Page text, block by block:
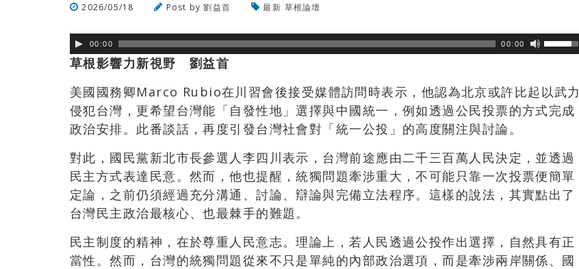
2026/05/18 Post by劉益首 最新 草根論壇
00:00 00:00
草根影響力新視野 劉益首
美國國務卿Marco Rubio在川習會後接受媒體訪問時表示，他認為北京或許比起以武力
侵犯台灣，更希望台灣能「自發性地」選擇與中國統一，例如透過公民投票的方式完成
政治安排。此番談話，再度引發台灣社會對「統一公投」的高度關注與討論。
對此，國民黨新北市長參選人李四川表示，台灣前途應由二千三百萬人民決定，並透過
民主方式表達民意。然而，他也提醒，統獨問題牽涉重大，不可能只靠一次投票便簡單
定論，之前仍須經過充分溝通、討論、辯論與完備立法程序。這樣的說法，其實點出了
台灣民主政治最核心、也最棘手的難題。
民主制度的精神，在於尊重人民意志。理論上，若人民透過公投作出選擇，自然具有正
當性。然而，台灣的統獨問題從來不只是單純的內部政治選項，而是牽涉兩岸關係、國